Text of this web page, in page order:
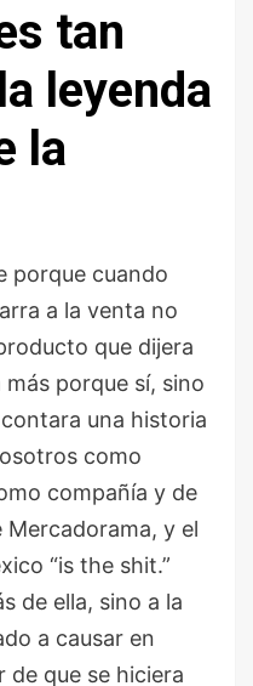
tan
leyenda
la
porque cuando
a la venta no
que dijera
porque sí, sino
una historia
como
compañía y de
y el
“is the shit.”
de ella, sino a la
a causar en
de que se hiciera